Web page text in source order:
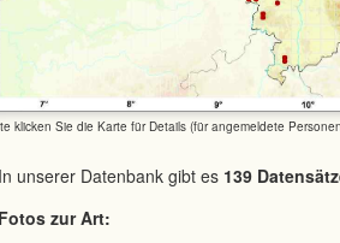
klicken Sie die Karte für Details (für angemeldete
unserer Datenbank gibt es 139
zur Art: